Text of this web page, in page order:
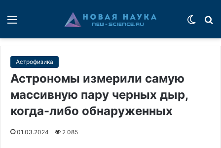
Астрофизика
Астрономы измерили самую
массивную пару черных дыр,
когда-либо обнаруженных
01.03.2024 2 085